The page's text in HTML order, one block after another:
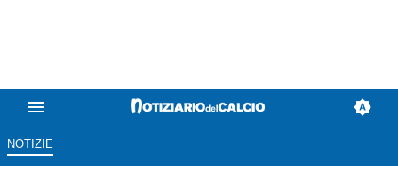
NOTIZIE